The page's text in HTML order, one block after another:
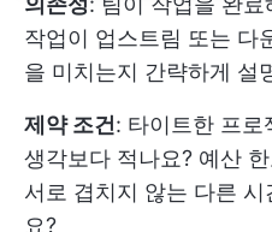
작업이 업스트림 또는 다
을 미치는지 간략하게 설
제약 조건: 타이트한 프로
생각보다 적나요? 예산
서로 겹치지 않는 다른
요?